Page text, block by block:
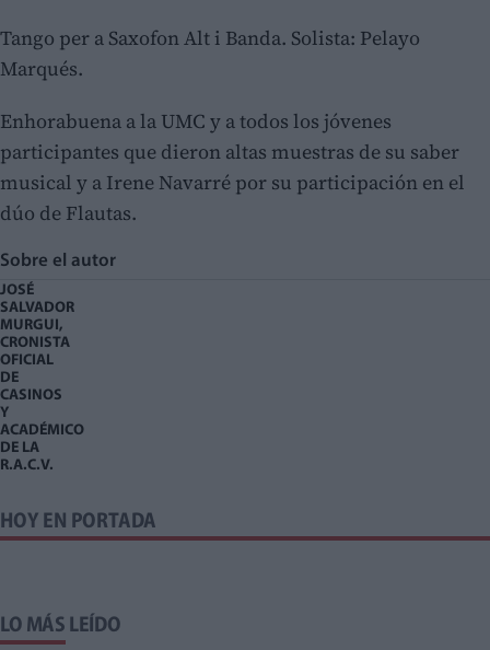
Tango per a Saxofon Alt i Banda. Solista: Pelayo
Marqués.
Enhorabuena a la UMC y a todos los jóvenes
participantes que dieron altas muestras de su saber
musical y a Irene Navarré por su participación en el
dúo de Flautas.
Sobre el autor
JOSÉ
SALVADOR
MURGUI,
CRONISTA
OFICIAL
DE
CASINOS
Y
ACADÉMICO
DE LA
R.A.C.V.
HOY EN PORTADA
LO MÁS LEÍDO